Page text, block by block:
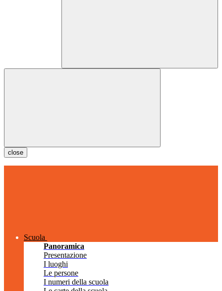
close
Scuola
Panoramica
Presentazione
I luoghi
Le persone
I numeri della scuola